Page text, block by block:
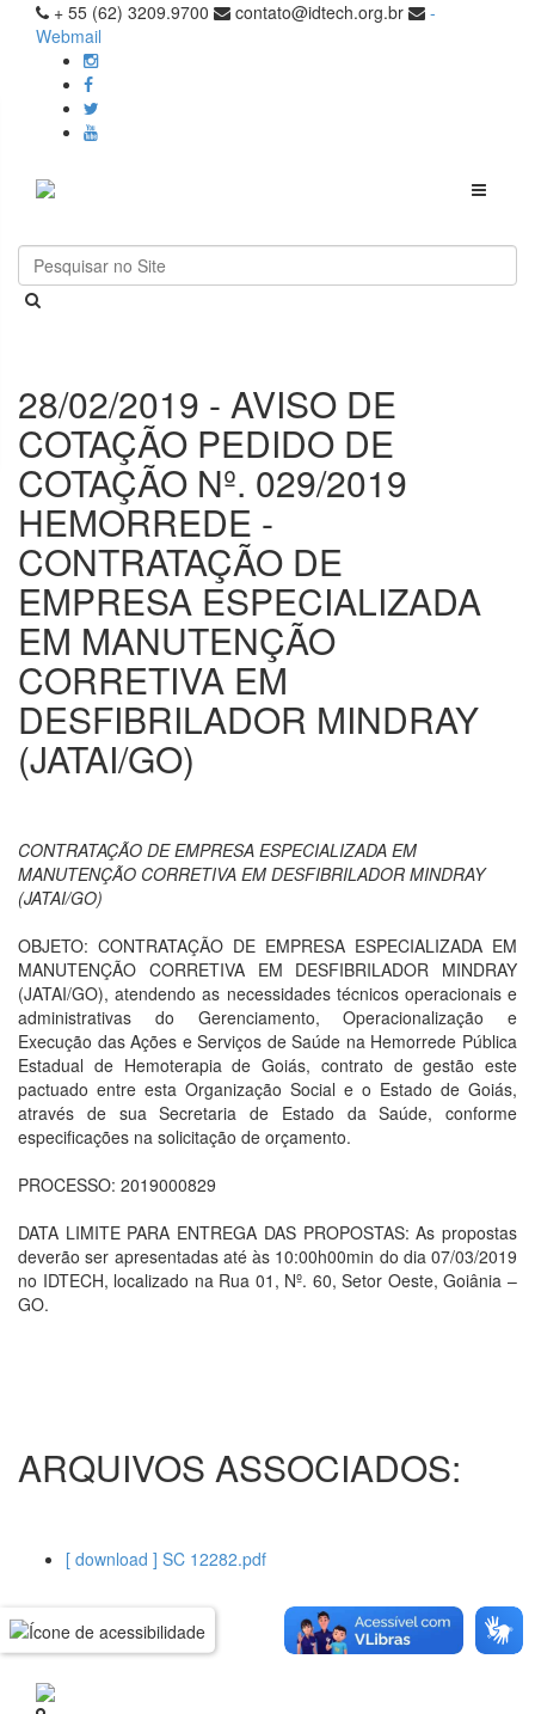
+ 55 (62) 3209.9700 contato@idtech.org.br
-
Webmail
Toggle
28/02/2019 - AVISO DE
COTAÇÃO PEDIDO DE
COTAÇÃO Nº. 029/2019
HEMORREDE -
CONTRATAÇÃO DE
EMPRESA ESPECIALIZADA
EM MANUTENÇÃO
CORRETIVA EM
DESFIBRILADOR MINDRAY
(JATAI/GO)
CONTRATAÇÃO DE EMPRESA ESPECIALIZADA EM
MANUTENÇÃO CORRETIVA EM DESFIBRILADOR MINDRAY
(JATAI/GO)
OBJETO: CONTRATAÇÃO DE EMPRESA ESPECIALIZADA EM
MANUTENÇÃO CORRETIVA EM DESFIBRILADOR MINDRAY
(JATAI/GO), atendendo as necessidades técnicos operacionais e
administrativas do Gerenciamento, Operacionalização e
Execução das Ações e Serviços de Saúde na Hemorrede Pública
Estadual de Hemoterapia de Goiás, contrato de gestão este
pactuado entre esta Organização Social e o Estado de Goiás,
através de sua Secretaria de Estado da Saúde, conforme
especificações na solicitação de orçamento.
PROCESSO: 2019000829
DATA LIMITE PARA ENTREGA DAS PROPOSTAS: As propostas
deverão ser apresentadas até às 10:00h00min do dia 07/03/2019
no IDTECH, localizado na Rua 01, Nº. 60, Setor Oeste, Goiânia –
GO.
ARQUIVOS ASSOCIADOS:
[ download ] SC 12282.pdf